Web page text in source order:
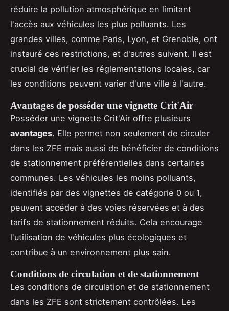
réduire la pollution atmosphérique en limitant
l'accès aux véhicules les plus polluants. Les
grandes villes, comme Paris, Lyon, et Grenoble, ont
instauré ces restrictions, et d'autres suivent. Il est
crucial de vérifier les réglementations locales, car
les conditions peuvent varier d'une ville à l'autre.
Avantages de posséder une vignette Crit'Air
Posséder une vignette Crit'Air offre plusieurs
avantages. Elle permet non seulement de circuler
dans les ZFE mais aussi de bénéficier de conditions
de stationnement préférentielles dans certaines
communes. Les véhicules les moins polluants,
identifiés par des vignettes de catégorie 0 ou 1,
peuvent accéder à des voies réservées et à des
tarifs de stationnement réduits. Cela encourage
l'utilisation de véhicules plus écologiques et
contribue à un environnement plus sain.
Conditions de circulation et de stationnement
Les conditions de circulation et de stationnement
dans les ZFE sont strictement contrôlées. Les